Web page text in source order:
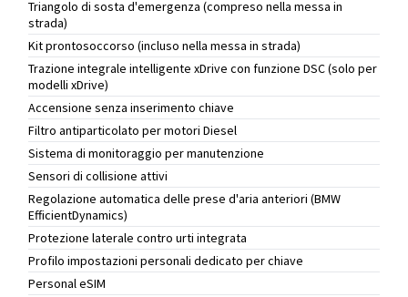
Triangolo di sosta d'emergenza (compreso nella messa in
strada)
Kit prontosoccorso (incluso nella messa in strada)
Trazione integrale intelligente xDrive con funzione DSC (solo per
modelli xDrive)
Accensione senza inserimento chiave
Filtro antiparticolato per motori Diesel
Sistema di monitoraggio per manutenzione
Sensori di collisione attivi
Regolazione automatica delle prese d'aria anteriori (BMW
EfficientDynamics)
Protezione laterale contro urti integrata
Profilo impostazioni personali dedicato per chiave
Personal eSIM